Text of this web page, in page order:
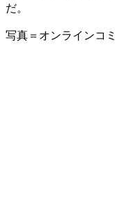
だ。
写真＝オンラインコ